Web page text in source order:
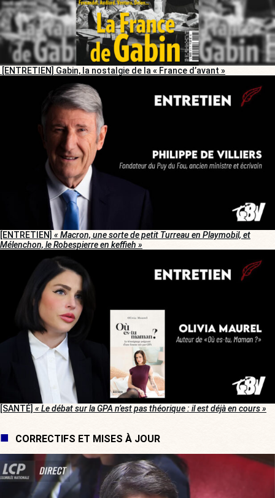
[ENTRETIEN] Gabin, la nostalgie de la « France d’avant »
[ENTRETIEN] « Macron, une sorte de petit Turreau en Playmobil, et
Mélenchon, le Robespierre en keffieh »
[SANTÉ] « Le débat sur la GPA n’est pas théorique : il est déjà en cours »
CORRECTIFS ET MISES À JOUR